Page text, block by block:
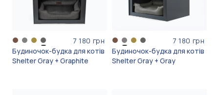
7 180 грн
Будиночок-будка для котів
Shelter Gray + Graphite
7 180 грн
Будиночок-будка для котів
Shelter Gray + Gray